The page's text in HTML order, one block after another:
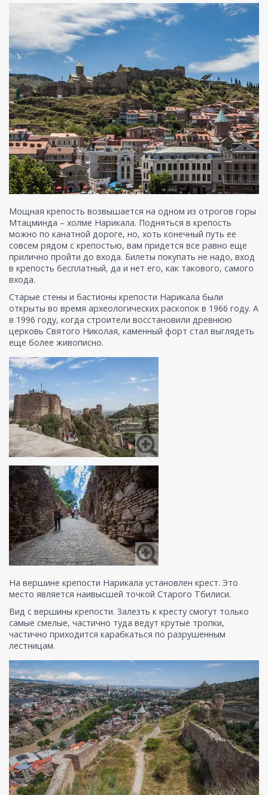
Мощная крепость возвышается на одном из отрогов горы
Мтацминда – холме Нарикала. Подняться в крепость
можно по канатной дороге, но, хоть конечный путь ее
совсем рядом с крепостью, вам придется все равно еще
прилично пройти до входа. Билеты покупать не надо, вход
в крепость бесплатный, да и нет его, как такового, самого
входа.
Старые стены и бастионы крепости Нарикала были
открыты во время археологических раскопок в 1966 году. А
в 1996 году, когда строители восстановили древнюю
церковь Святого Николая, каменный форт стал выглядеть
еще более живописно.
На вершине крепости Нарикала установлен крест. Это
место является наивысшей точкой Старого Тбилиси.
Вид с вершины крепости. Залезть к кресту смогут только
самые смелые, частично туда ведут крутые тропки,
частично приходится карабкаться по разрушенным
лестницам.